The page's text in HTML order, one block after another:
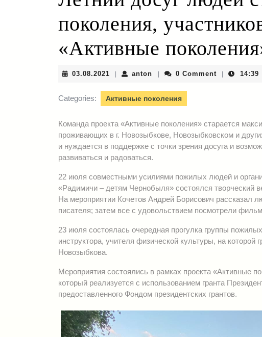
поколения,
«Активные
03.08.2021 03.08.2021
anton anton 0 Comment 14:39
Categories: Активные поколения
Команда проекта «Активные поколения» старается
проживающих в г. Новозыбкове, Новозыбковском и
и нуждается в поддержке с точки зрения досуга и
развиваться и радоваться.
22 июля совместными усилиями пожилых людей и
«Радимичи – детям Чернобыля» состоялся
На мероприятии Кочетов Андрей Борисович рассказал
писателя; затем все с удовольствием посмотрели
23 июля состоялась очередная прогулка группы
инструктора, учителя физической культуры, на
Новозыбкова.
Мероприятия состоялись в рамках проекта «Активные
который реализуется с использованием гранта
предоставленного Фондом президентских грантов.